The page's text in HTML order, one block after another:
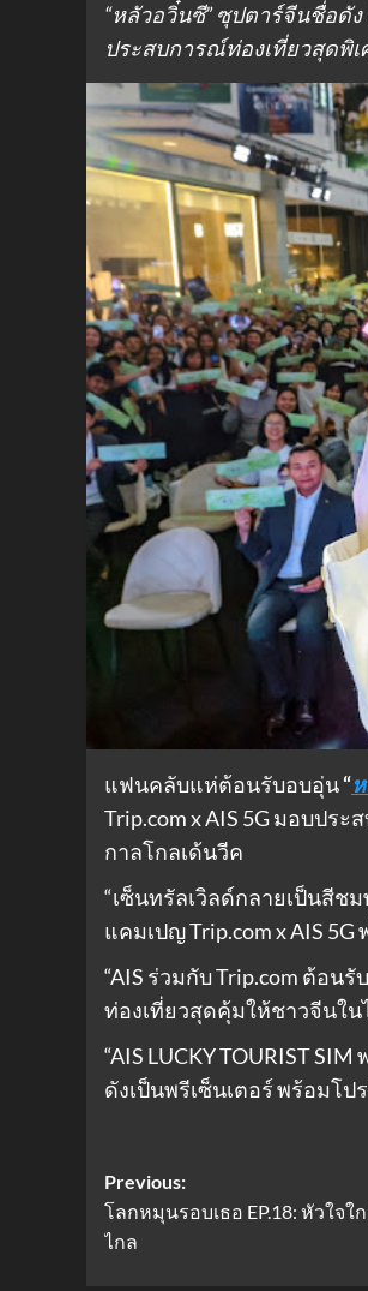
“หลัวอวิ๋นซี” ซุปตาร์จีนชื่อดัง
ประสบการณ์ท่องเที่ยวสุดพิ
แฟนคลับแห่ต้อนรับอบอุ่น“
Trip.com x AIS 5G มอบป
กาลโกลเด้นวีค
“เซ็นทรัลเวิลด์กลายเป็นสีช
แคมเปญ Trip.com x AIS
“AIS ร่วมกับ Trip.com ต้อนรับ
ท่องเที่ยวสุดคุ้มให้ชาวจีนใน
“AIS LUCKY TOURIST
ดังเป็นพรีเซ็นเตอร์ พร้อมโ
Post
navigation
Previous:
โลกหมุนรอบเธอ EP.18: หัวใจใ
ไกล